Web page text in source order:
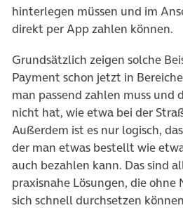
hinterlegen müssen und im
direkt per App zahlen können.
Grundsätzlich zeigen solche
Payment schon jetzt in
man passend zahlen muss und
nicht hat, wie etwa bei der
Außerdem ist es nur logisch,
der man etwas bestellt wie
auch bezahlen kann. Das sind
praxisnahe Lösungen, die ohne
sich schnell durchsetzen